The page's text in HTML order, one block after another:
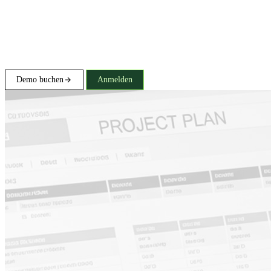
Demo buchen Anmelden